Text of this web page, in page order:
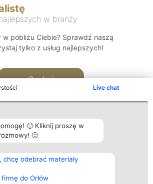
Live chat
🙂 Kliknij proszę w
🙂
odebrać materiały
do Orłów
w branży
w pobliżu Ciebie? Sprawdź naszą
tylko z usług najlepszych!
Szukaj
Plebiscyt
Laureaci
wszystkich
Laureatów
Kontakt
Kontakt